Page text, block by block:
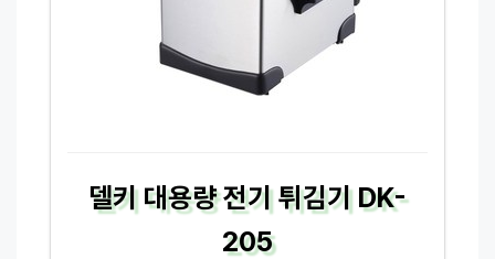
델키 대용량 전기 튀김기 DK-
205